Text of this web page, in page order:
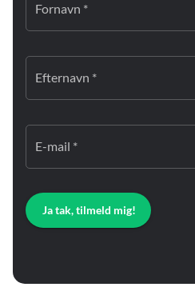
Fornavn *
Efternavn *
E-mail *
Ja tak, tilmeld mig!